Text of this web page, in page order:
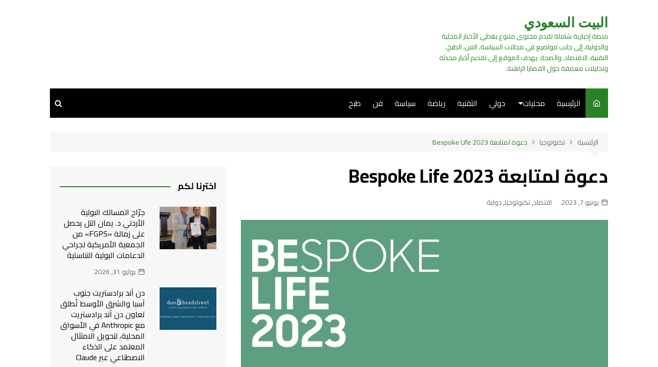
البيت السعودي
منصة إخبارية شاملة تقدم محتوى متنوع يغطي الأخبار المحلية
والدولية، إلى جانب مواضيع في مجالات السياسة، الفن، الطبخ،
التقنية، الاقتصاد، والصحة. يهدف الموقع إلى تقديم أخبار محدثة
وتحليلات معمقة حول القضايا الراهنة.
الرئيسية محليات
طبخ
دولي التقنية رياضة سياسة فن طبخ
الرئيسية تكنولوجيا دعوة لمتابعة Bespoke Life 2023
دعوة لمتابعة Bespoke Life 2023
يونيو 7, 2023 اقتصاد,تكنولوجيا,دولية
اخترنا لكم
جرّاح المسالك البولية
الأردني د. يمان التل يحصل
على زمالة «FGPS» من
الجمعية الأمريكية لجراحي
الدعامات البولية التناسلية
يوليو 31, 2026
دن آند برادستريت جنوب
آسيا والشرق الأوسط تُطلق
تعاون دن آند برادستريت
مع Anthropic في الأسواق
المحلية، لتحويل الامتثال
المعتمد على الذكاء
الاصطناعي عبر Claude